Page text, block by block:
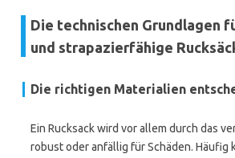
Die technischen Grundlagen
und strapazierfähige
Die richtigen Materialien
Ein Rucksack wird vor allem durch das
robust oder anfällig für Schäden. Häufig